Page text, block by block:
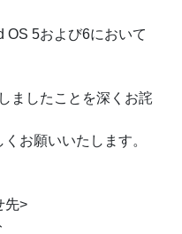
OS 5および6において
ましたことを深くお詫
お願いいたします。
先>